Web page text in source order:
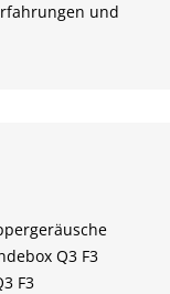
und
Q3 F3
F3